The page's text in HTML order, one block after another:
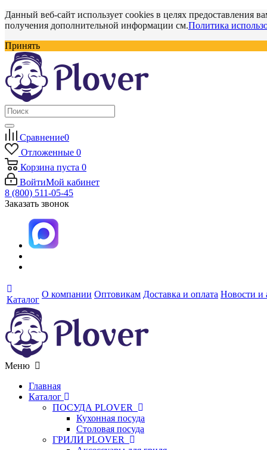
Данный веб-сайт использует cookies в целях предоставления
получения дополнительной информации см.Политика
Принять
Сравнение0
Отложенные 0
Корзина пуста 0
ВойтиМой кабинет
8 (800) 511-05-45
Заказать звонок
Каталог
О компании Оптовикам Доставка и оплата Новости и
Меню
Главная
Каталог
ПОСУДА PLOVER
Кухонная посуда
Столовая посуда
ГРИЛИ PLOVER